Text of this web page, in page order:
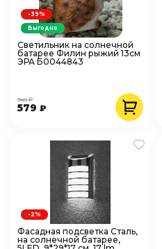
Светильник на солнечной
батарее Филин рыжий 13см
ЭРА Б0044843
579 ₽
945 ₽
-39%
Выгодно
Фасадная подсветка Сталь,
на солнечной батарее,
-2%